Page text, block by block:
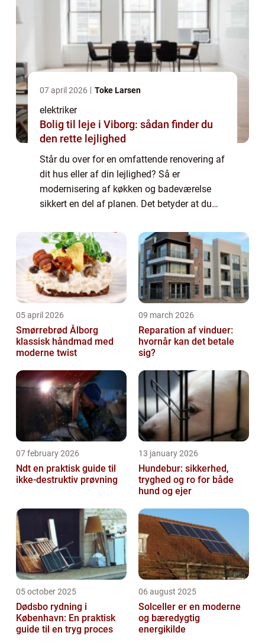
07 april 2026 Toke Larsen
elektriker
Bolig til leje i Viborg: sådan finder du
den rette lejlighed
Står du over for en omfattende renovering af
dit hus eller af din lejlighed? Så er
modernisering af køkken og badeværelse
sikkert en del af planen. Det betyder at du
af disse to rum. Og til det formål vil d...
05 april 2026
Smørrebrød Ålborg
klassisk håndmad med
moderne twist
09 march 2026
Reparation af vinduer:
hvornår kan det betale
sig?
07 february 2026
Ndt en praktisk guide til
ikke-destruktiv prøvning
13 january 2026
Hundebur: sikkerhed,
tryghed og ro for både
hund og ejer
05 october 2025
Dødsbo rydning i
København: En praktisk
guide til en tryg proces
06 august 2025
Solceller er en moderne
og bæredygtig
energikilde